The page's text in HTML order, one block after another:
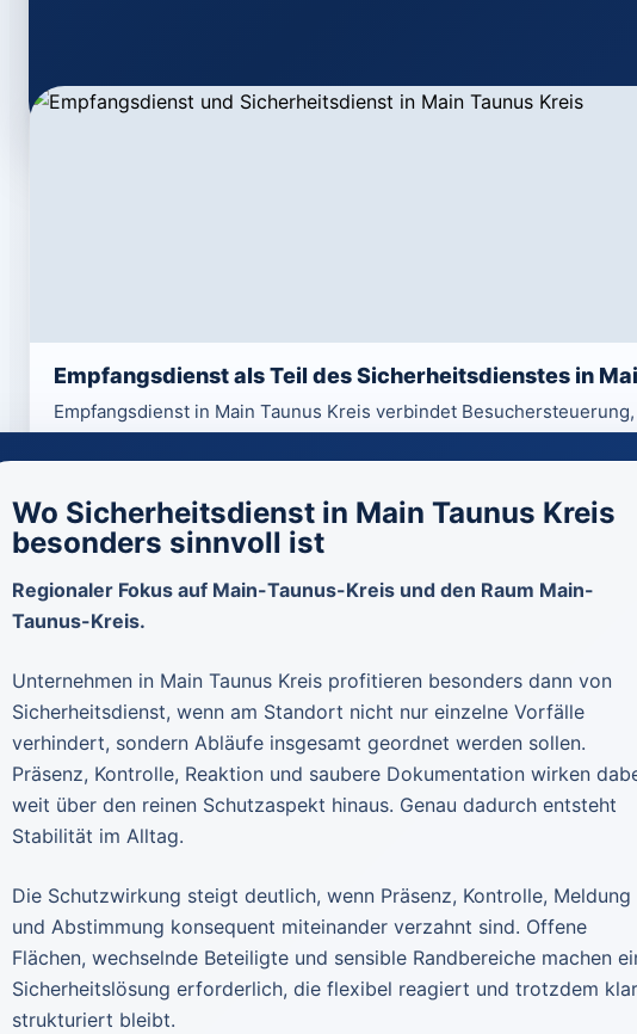
Empfangsdienst als Teil des Sicherheitsdienstes in
Empfangsdienst in Main Taunus Kreis verbindet
repräsentative Sicherheit als fester Bestandteil professioneller
Wo Sicherheitsdienst in Main Taunus Kreis
besonders sinnvoll ist
Regionaler Fokus auf Main-Taunus-Kreis und den Raum Main-
Taunus-Kreis.
Unternehmen in Main Taunus Kreis profitieren besonders dann von
Sicherheitsdienst, wenn am Standort nicht nur einzelne Vorfälle
verhindert, sondern Abläufe insgesamt geordnet werden sollen.
Präsenz, Kontrolle, Reaktion und saubere Dokumentation wirken
weit über den reinen Schutzaspekt hinaus. Genau dadurch entsteht
Stabilität im Alltag.
Die Schutzwirkung steigt deutlich, wenn Präsenz, Kontrolle, Meldung
und Abstimmung konsequent miteinander verzahnt sind. Offene
Flächen, wechselnde Beteiligte und sensible Randbereiche machen
Sicherheitslösung erforderlich, die flexibel reagiert und trotzdem klar
strukturiert bleibt.